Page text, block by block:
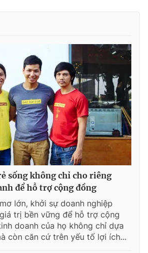
sống không chỉ cho riêng
để hỗ trợ cộng đồng
lớn, khởi sự doanh nghiệp
trị bền vững để hỗ trợ cộng
doanh của họ không chỉ dựa
còn căn cứ trên yếu tố lợi ích...